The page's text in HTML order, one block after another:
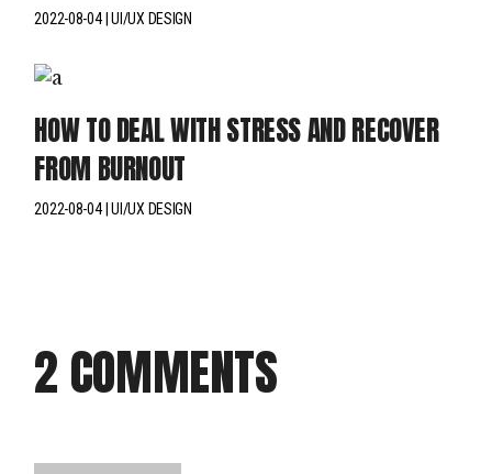
2022-08-04 UI/UX DESIGN
HOW TO DEAL WITH STRESS AND RECOVER
FROM BURNOUT
2022-08-04 UI/UX DESIGN
2 COMMENTS